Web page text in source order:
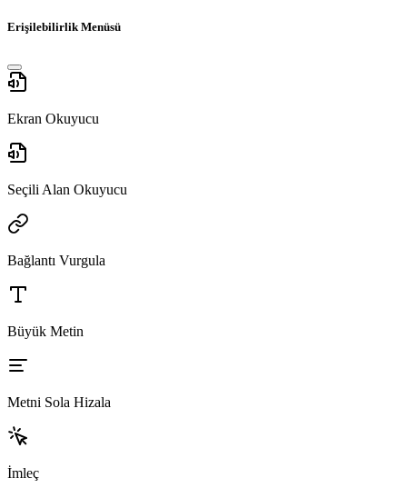
Erişilebilirlik Menüsü
Ekran Okuyucu
Seçili Alan Okuyucu
Bağlantı Vurgula
Büyük Metin
Metni Sola Hizala
İmleç